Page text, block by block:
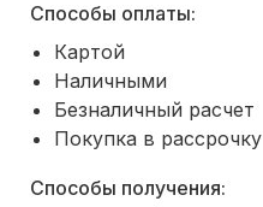
Способы оплаты:
Картой
Наличными
Безналичный расчет
Покупка в рассрочку
Способы получения: